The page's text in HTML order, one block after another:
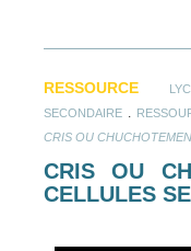
RESSOURCE
SECONDAIRE
CRIS OU
CRIS OU
CELLULES